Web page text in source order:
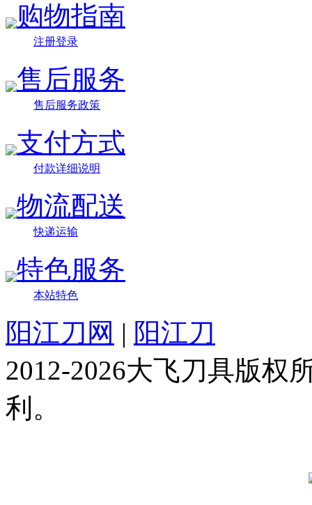
购物指南
注册登录
售后服务
售后服务政策
支付方式
付款详细说明
物流配送
快递运输
特色服务
本站特色
阳江刀网 | 阳江刀
2012-2026大飞刀具版权
利。